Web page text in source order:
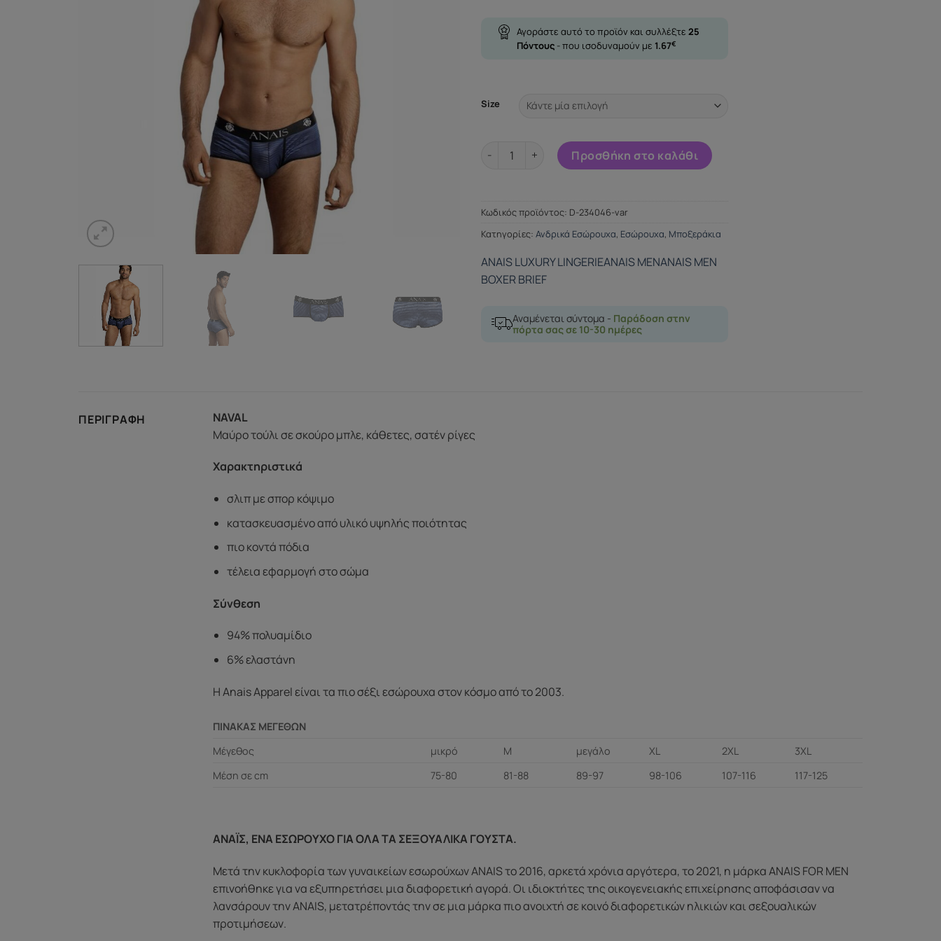
Αγοράστε αυτό το προϊόν και συλλέξτε 25
Πόντους - που ισοδυναμούν με 1.67€
Size
ANAIS MEN - NAVAL BOXER BRIEF S ποσότητα
Προσθήκη στο καλάθι
Κωδικός προϊόντος: D-234046-var
Κατηγορίες: Ανδρικά Εσώρουχα, Εσώρουχα, Μποξεράκια
ANAIS LUXURY LINGERIEANAIS MENANAIS MEN
BOXER BRIEF
Αναμένεται σύντομα - Παράδοση στην
πόρτα σας σε 10-30 ημέρες
ΠΕΡΙΓΡΑΦΉ
NAVAL
Μαύρο τούλι σε σκούρο μπλε, κάθετες, σατέν ρίγες
Χαρακτηριστικά
σλιπ με σπορ κόψιμο
κατασκευασμένο από υλικό υψηλής ποιότητας
πιο κοντά πόδια
τέλεια εφαρμογή στο σώμα
Σύνθεση
94% πολυαμίδιο
6% ελαστάνη
Η Anais Apparel είναι τα πιο σέξι εσώρουχα στον κόσμο από το 2003.
ΠΙΝΑΚΑΣ ΜΕΓΕΘΩΝ
Μέγεθος
μικρό Μ μεγάλο XL 2XL
3XL
Μέση σε cm
75-80 81-88 89-97 98-106 107-116 117-125
ΑΝΑΪΣ, ΕΝΑ ΕΣΩΡΟΥΧΟ ΓΙΑ ΟΛΑ ΤΑ ΣΕΞΟΥΑΛΙΚΑ ΓΟΥΣΤΑ.
Μετά την κυκλοφορία των γυναικείων εσωρούχων ANAIS το 2016, αρκετά χρόνια αργότερα, το 2021, η μάρκα ANAIS FOR MEN
επινοήθηκε για να εξυπηρετήσει μια διαφορετική αγορά. Οι ιδιοκτήτες της οικογενειακής επιχείρησης αποφάσισαν να
λανσάρουν την ANAIS, μετατρέποντάς την σε μια μάρκα πιο ανοιχτή σε κοινό διαφορετικών ηλικιών και σεξουαλικών
προτιμήσεων.